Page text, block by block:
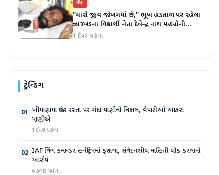
રાષ્ટ્રીય
"મારો જીવ જોખમમાં છે," ભૂખ હડતાળ પર રહેલા
ઝારખંડના વિદ્યાર્થી નેતા દેવેન્દ્ર નાથ મહતોની
તબિયત ખરાબ
1 દિવસ પહેલા
ટ્રેન્ડિંગ
01 ખીમાણામાં જાહેર રસ્તા પર ગંદા પાણીનો નિકાલ, વેપારીઓ આકરા
પાણીએ
1 દિવસ પહેલા
02 IAF વિંગ કમાન્ડર હનીટ્રેપમાં ફસાયા, સંવેદનશીલ માહિતી લીક કરવાનો
આરોપ
6 કલાક પહેલા